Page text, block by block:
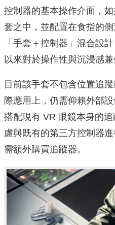
控制器的基本操作介面，
套之中，並配置在食指的
「手套＋控制器」混合設
以來對於操作性與沉浸感兼
目前該手套不包含位置追
際應用上，仍需仰賴外部
搭配現有 VR 眼鏡本身的
慮與既有的第三方控制器
需額外購買追蹤器。